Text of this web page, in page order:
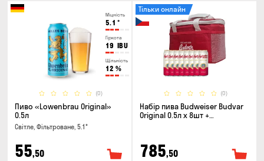
Міцність
5.1 °
Гіркота
19 IBU
Щільність
12 %
(0)
Пиво «Lowenbrau Original»
0.5л
Світле, Фільтроване, 5.1°
55,50
(0)
Тільки онлайн
Набір пива Budweiser Budvar
Original 0.5л х 8шт +
785,50